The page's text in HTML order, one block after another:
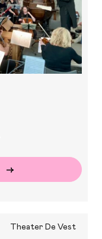
Theater De Vest